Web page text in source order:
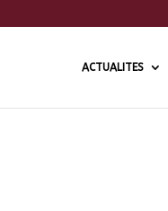
ACTUALITES